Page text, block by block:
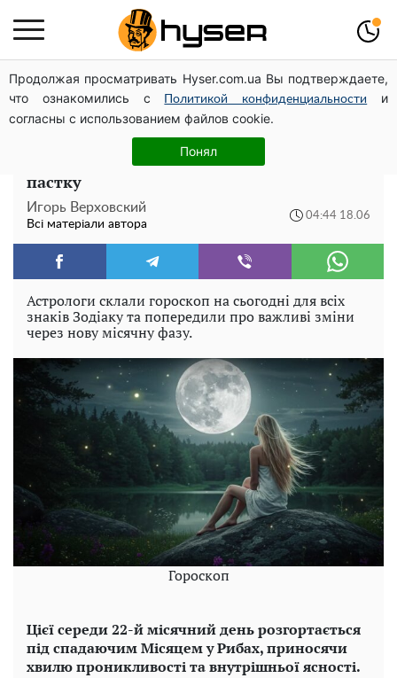
Продолжая просматривать Hyser.com.ua Вы подтверждаете,
что ознакомились с
Политикой конфиденциальности
и
согласны с использованием файлов cookie.
Понял
Повністю гола Анна Трінчер блиснула "принадами":
таких розмірів ви ще не бачили
Гороскоп на сьогодні для всіх знаків
Зодіаку: 18 червня Місяць у Рибах готує
пастку
Игорь Верховский
Всі матеріали автора
04:44 18.06
Астрологи склали гороскоп на сьогодні для всіх
знаків Зодіаку та попередили про важливі зміни
через нову місячну фазу.
Гороскоп
Цієї середи 22-й місячний день розгортається
під спадаючим Місяцем у Рибах, приносячи
хвилю проникливості та внутрішньої ясності.